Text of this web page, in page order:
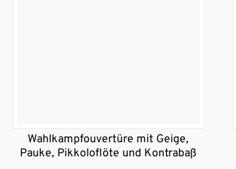
Wahlkampfouvertüre mit Geige,
Pauke, Pikkoloflöte und Kontrabaß